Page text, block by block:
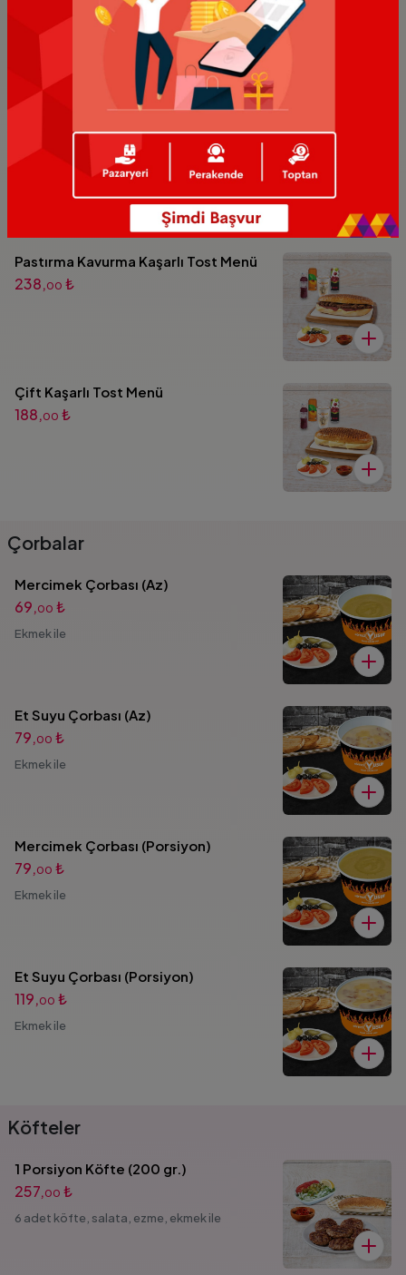
00₺
Pastırma Kaşarlı Tost Menü
208,
Pastırma Kavurma Kaşarlı Tost Menü
238,00 ₺
Çift Kaşarlı Tost Menü
188,00 ₺
Çorbalar
Mercimek Çorbası (Az)
69,00 ₺
Ekmek ile
Et Suyu Çorbası (Az)
79,00 ₺
Ekmek ile
Mercimek Çorbası (Porsiyon)
79,00 ₺
Ekmek ile
Et Suyu Çorbası (Porsiyon)
119,00 ₺
Ekmek ile
Köfteler
1 Porsiyon Köfte (200 gr.)
257,00 ₺
6 adet köfte, salata, ezme, ekmek ile